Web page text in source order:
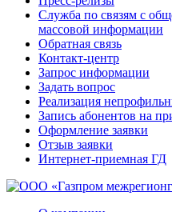
Служба по связям с
массовой информации
Обратная связь
Контакт-центр
Запрос информации
Задать вопрос
Реализация
Запись абонентов на
Оформление заявки
Отзыв заявки
Интернет-приемная ГД